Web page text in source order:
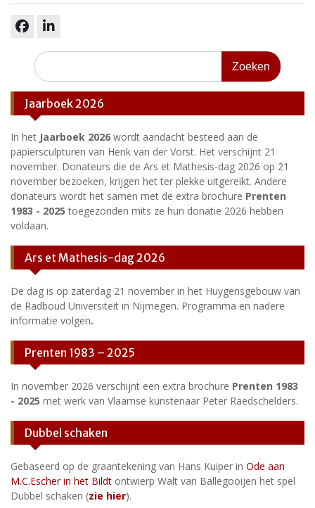
Zoeken
naar:
Jaarboek 2026
In het Jaarboek 2026 wordt aandacht besteed aan de
papiersculpturen van Henk van der Vorst. Het verschijnt 21
november. Donateurs die de Ars et Mathesis-dag 2026 op 21
november bezoeken, krijgen het ter plekke uitgereikt. Andere
donateurs wordt het samen met de extra brochure Prenten
1983 - 2025 toegezonden mits ze hun donatie 2026 hebben
voldaan.
Ars et Mathesis-dag 2026
De dag is op zaterdag 21 november in het Huygensgebouw van
de Radboud Universiteit in Nijmegen. Programma en nadere
informatie volgen.
Prenten 1983 – 2025
In november 2026 verschijnt een extra brochure Prenten 1983
- 2025 met werk van Vlaamse kunstenaar Peter Raedschelders.
Dubbel schaken
Gebaseerd op de graantekening van Hans Kuiper in Ode aan
M.C.Escher in het Bildt ontwierp Walt van Ballegooijen het spel
Dubbel schaken (zie hier).